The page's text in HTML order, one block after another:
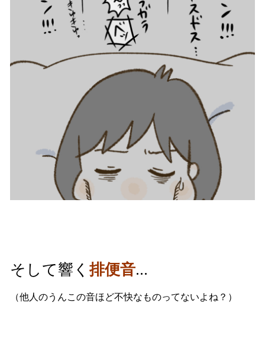
そして響く 排便音…
（他人のうんこの音ほど不快なものってないよね？）